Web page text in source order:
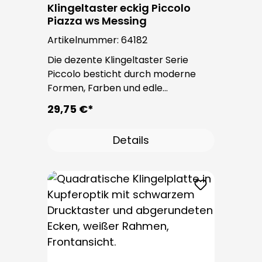
Klingeltaster eckig Piccolo
Piazza ws Messing
Artikelnummer: 64182
Die dezente Klingeltaster Serie
Piccolo besticht durch moderne
Formen, Farben und edle
Oberflächen. Bei allen
Klingeltastern dieser Serie kommt
Einsatz. Die Leitungseinführung
sichtbar. Nach der Montage sind
keine Befestigungsschrauben
sichtbar.
29,75 €*
Details